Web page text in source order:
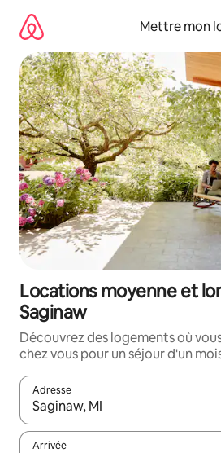
directement
contenu
Mettre mon
Locations moyenne et
Saginaw
Découvrez des logements où
chez vous pour un séjour d'un
Adresse
Lorsque les résultats s'affichent,
Arrivée